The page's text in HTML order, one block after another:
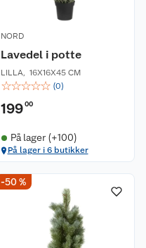
NORD
Lavedel i potte
LILLA, 16X16X45 CM
☆☆☆☆☆ (0)
19900
På lager (+100)
På lager i 6 butikker
-50 %